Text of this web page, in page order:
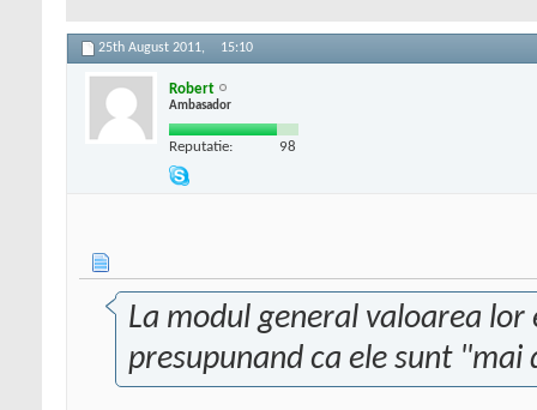
25th August 2011, 15:10
Robert
Ambasador
Reputatie: 98
La modul general valoarea
presupunand ca ele sunt